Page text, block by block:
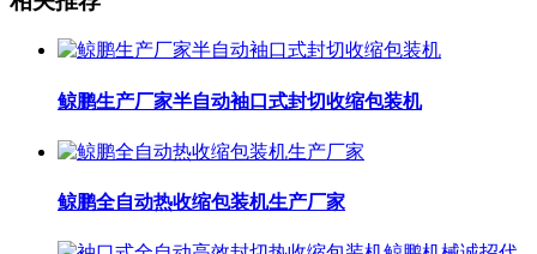
鲸鹏生产厂家半自动袖口式封切收缩包装机
鲸鹏全自动热收缩包装机生产厂家